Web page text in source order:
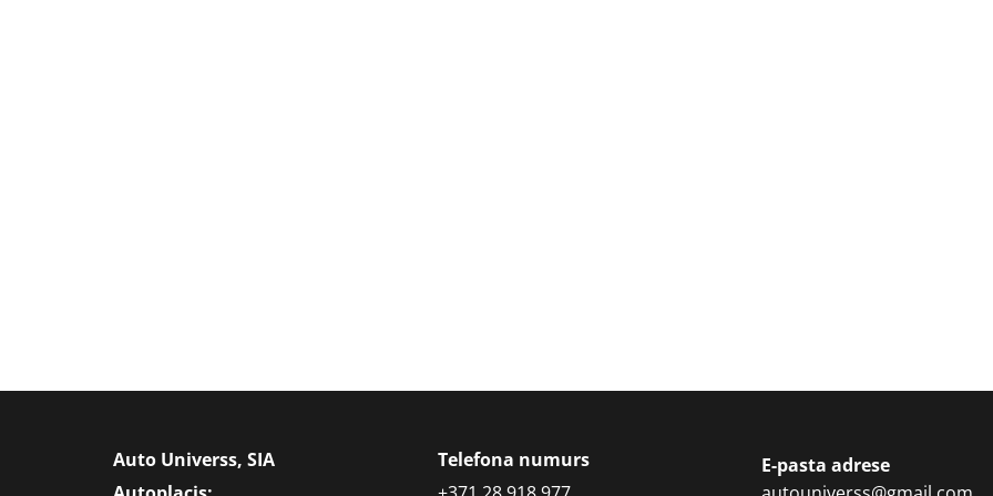
Auto Universs, SIA
Telefona numurs
E-pasta adrese